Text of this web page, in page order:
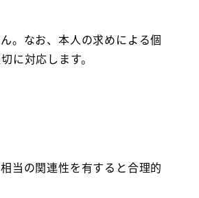
。なお、本人の求めによる個
に対応します。
当の関連性を有すると合理的